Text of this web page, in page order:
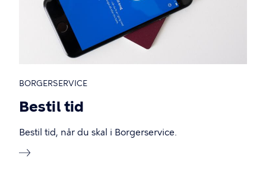
BORGERSERVICE
Bestil tid
Bestil tid, når du skal i Borgerservice.